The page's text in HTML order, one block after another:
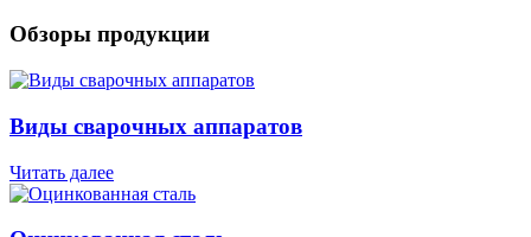
Обзоры продукции
Виды сварочных аппаратов
Читать далее